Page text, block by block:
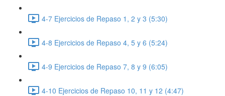
4-7 Ejercicios de Repaso 1, 2 y 3 (5:30)
4-8 Ejercicios de Repaso 4, 5 y 6 (5:24)
4-9 Ejercicios de Repaso 7, 8 y 9 (6:05)
4-10 Ejercicios de Repaso 10, 11 y 12 (4:47)